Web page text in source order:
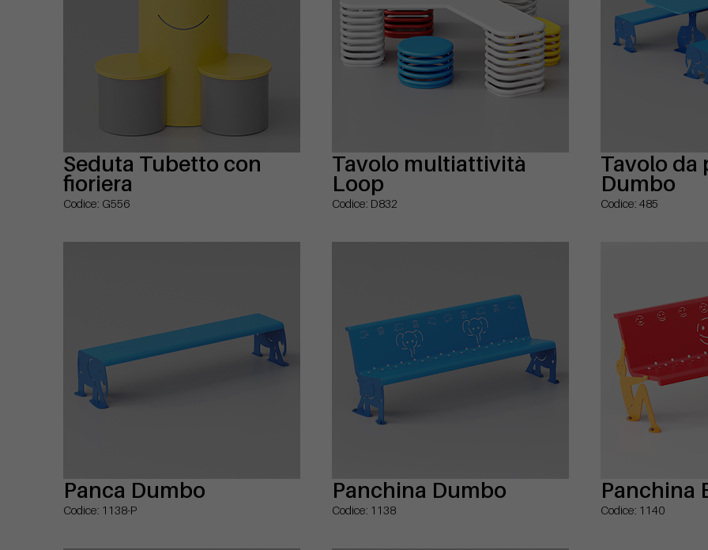
Seduta Tubetto con
fioriera
Codice: G556
Tavolo multiattività
Loop
Codice: D832
Tavolo da
Dumbo
Codice: 485
Panca Dumbo
Codice: 1138-P
Panchina Dumbo
Codice: 1138
Panchina
Codice: 1140